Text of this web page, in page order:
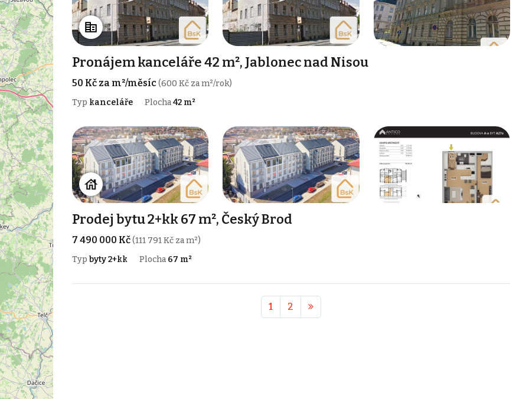
Pronájem kanceláře 42 m², Jablonec nad Nisou
50 Kč za m²/měsíc(600 Kč za m²/rok)
Typ kanceláře Plocha42 m²
Prodej bytu 2+kk 67 m², Český Brod
7 490 000 Kč(111 791 Kč za m²)
Typ byty 2+kk Plocha 67 m²
1 2